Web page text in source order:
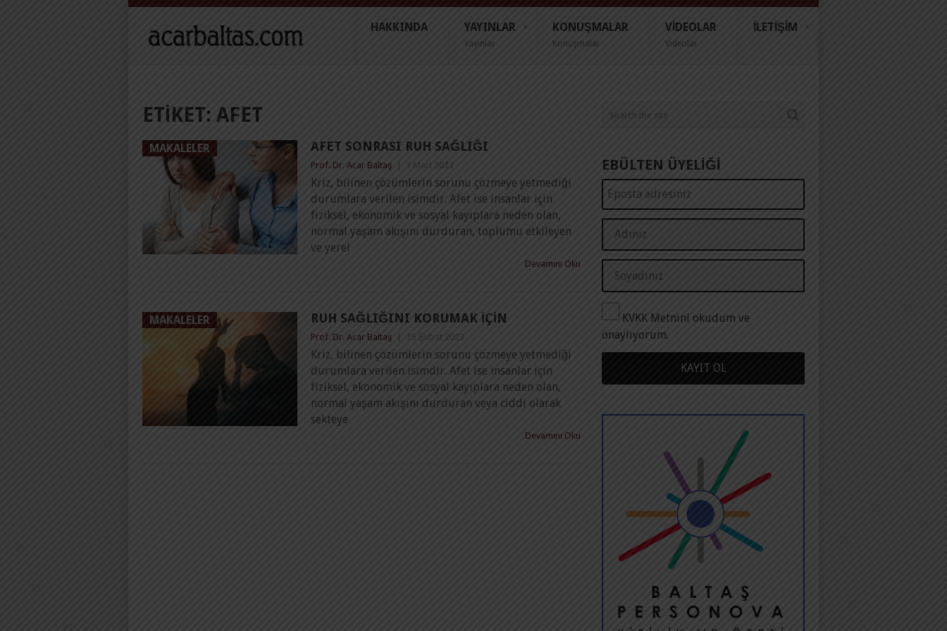
HAKKINDA YAYINLAR
Yayınlar
KONUŞMALAR
Konuşmalar
VIDEOLAR
Videolar
İLETIŞIM
ETIKET: AFET
MAKALELER AFET SONRASI RUH SAĞLIĞI
Prof. Dr. Acar Baltaş 1 Mart 2023
Kriz, bilinen çözümlerin sorunu çözmeye yetmediği
durumlara verilen isimdir. Afet ise insanlar için
fiziksel, ekonomik ve sosyal kayıplara neden olan,
normal yaşam akışını durduran, toplumu etkileyen
ve yerel
Devamını Oku
MAKALELER RUH SAĞLIĞINI KORUMAK İÇIN
Prof. Dr. Acar Baltaş 15 Şubat 2023
Kriz, bilinen çözümlerin sorunu çözmeye yetmediği
durumlara verilen isimdir. Afet ise insanlar için
fiziksel, ekonomik ve sosyal kayıplara neden olan,
normal yaşam akışını durduran veya ciddi olarak
sekteye
Devamını Oku
EBÜLTEN ÜYELİĞİ
KVKK Metnini okudum ve
onaylıyorum.